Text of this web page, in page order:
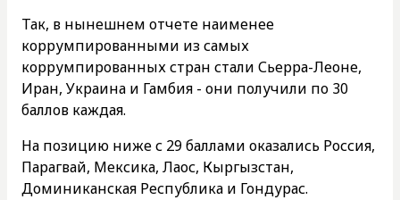
Так, в нынешнем отчете наименее
коррумпированными из самых
коррумпированных стран стали Сьерра-Леоне,
Иран, Украина и Гамбия - они получили по 30
баллов каждая.
На позицию ниже с 29 баллами оказались Россия,
Парагвай, Мексика, Лаос, Кыргызстан,
Доминиканская Республика и Гондурас.